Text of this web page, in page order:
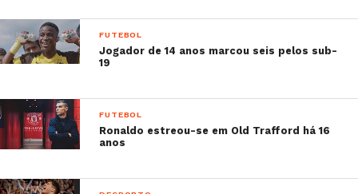
FUTEBOL
Jogador de 14 anos marcou seis pelos sub-
19
FUTEBOL
Ronaldo estreou-se em Old Trafford há 16
anos